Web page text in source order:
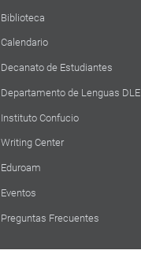
Biblioteca
Calendario
Decanato de Estudiantes
Departamento de Lenguas DLE
Instituto Confucio
Writing Center
Eduroam
Eventos
Preguntas Frecuentes